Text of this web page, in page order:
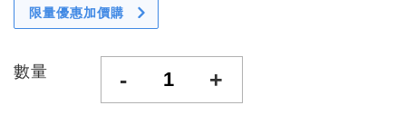
限量優惠加價購
數量 - +